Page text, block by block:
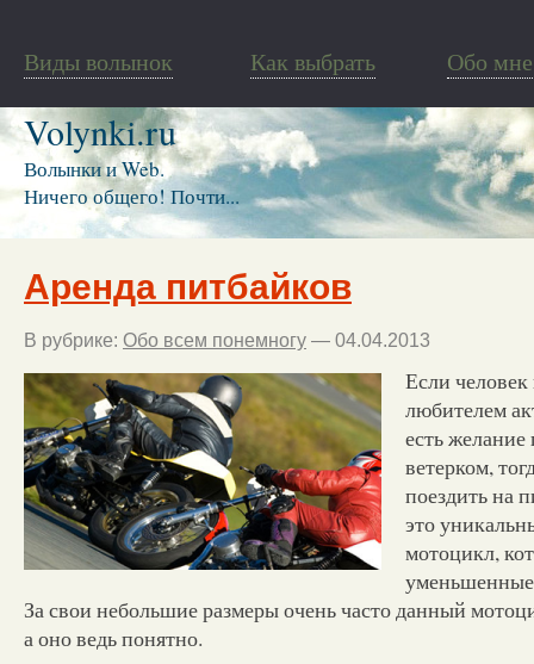
Виды волынок Как выбрать Обо мне
Volynki.ru
Волынки и Web.
Ничего общего! Почти...
Аренда питбайков
В рубрике: Обо всем понемногу — 04.04.2013
Если человек
любителем
есть желание
ветерком,
поездить на
это
мотоцикл,
уменьшенные
За свои небольшие размеры очень часто данный
а оно ведь понятно.